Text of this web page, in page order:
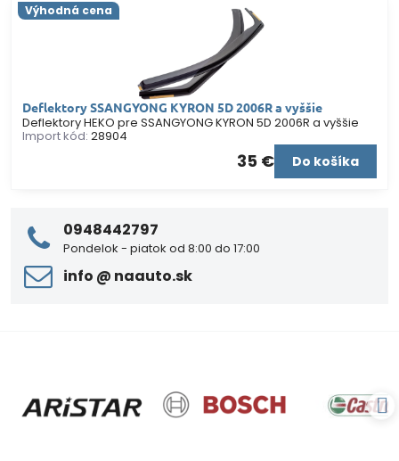
Deflektory SSANGYONG KYRON 5D 2006R a vyššie
Výhodná cena
Deflektory HEKO pre SSANGYONG KYRON 5D 2006R a vyššie
Import kód: 28904
35 € Do košíka
0948442797
Pondelok - piatok od 8:00 do 17:00
info ​@ naauto​.sk